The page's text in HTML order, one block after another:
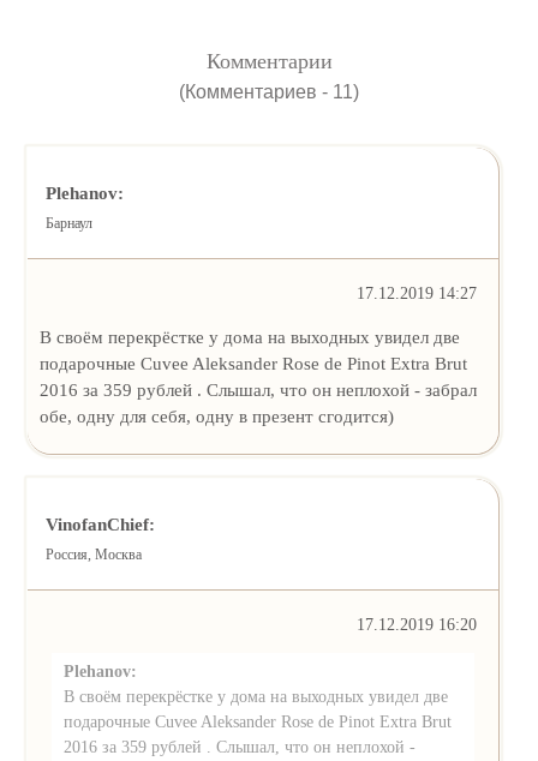
Комментарии
(Комментариев - 11)
Plehanov:
Барнаул
17.12.2019 14:27
В своём перекрёстке у дома на выходных увидел две
подарочные Cuvee Aleksander Rose de Pinot Extra Brut
2016 за 359 рублей . Слышал, что он неплохой - забрал
обе, одну для себя, одну в презент сгодится)
VinofanChief:
Россия, Москва
17.12.2019 16:20
Plehanov:
В своём перекрёстке у дома на выходных увидел две
подарочные Cuvee Aleksander Rose de Pinot Extra Brut
2016 за 359 рублей . Слышал, что он неплохой -